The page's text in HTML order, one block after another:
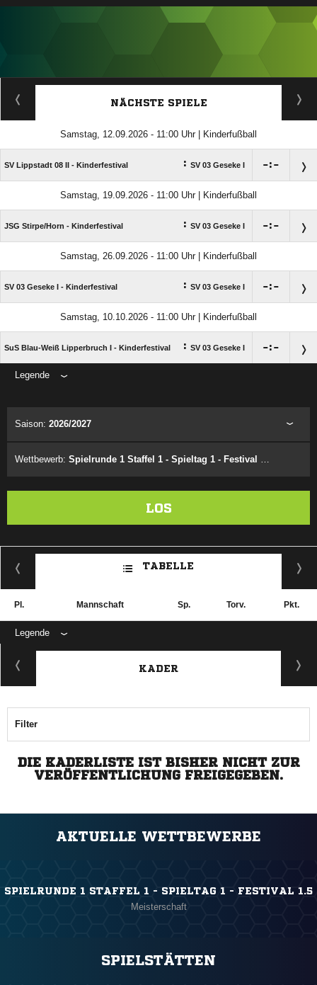
ANZEIGE
NÄCHSTE SPIELE
Samstag, 12.09.2026 - 11:00 Uhr | Kinderfußball
SV Lippstadt 08 II - Kinderfestival : SV 03 Geseke I :
Samstag, 19.09.2026 - 11:00 Uhr | Kinderfußball
JSG Stirpe/​Horn - Kinderfestival : SV 03 Geseke I :
Samstag, 26.09.2026 - 11:00 Uhr | Kinderfußball
SV 03 Geseke I - Kinderfestival : SV 03 Geseke I :
Samstag, 10.10.2026 - 11:00 Uhr | Kinderfußball
SuS Blau-Weiß Lipperbruch I - Kinderfestival : SV 03 Geseke I :
Legende
Saison: 2026/2027
Wettbewerb: Spielrunde 1 Staffel 1 - Spieltag 1 - Festival 1.5
LOS
TABELLE
Pl. Mannschaft Sp. Torv. Pkt.
Legende
KADER
Filter
DIE KADERLISTE IST BISHER NICHT ZUR
VERÖFFENTLICHUNG FREIGEGEBEN.
AKTUELLE WETTBEWERBE
SPIELRUNDE 1 STAFFEL 1 - SPIELTAG 1 - FESTIVAL 1.5
Meisterschaft
SPIELSTÄTTEN